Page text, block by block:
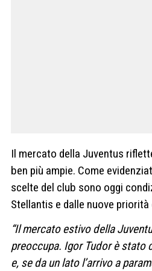
Il mercato della Juventus
ben più ampie. Come
scelte del club sono oggi
Stellantis e dalle nuove priorità
“Il mercato estivo della
preoccupa. Igor Tudor è stato
e, se da un lato l’arrivo a